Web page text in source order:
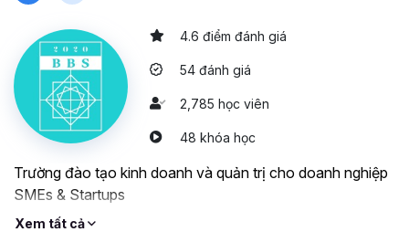
4.6 điểm đánh giá
54 đánh giá
2,785 học viên
48 khóa học
Trường đào tạo kinh doanh và quản trị cho doanh nghiệp
SMEs & Startups
Xem tất cả